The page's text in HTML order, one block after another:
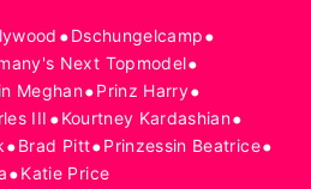
•Dschungelcamp•
Next Topmodel•
Meghan•Prinz Harry•
III •Kourtney Kardashian•
•Brad Pitt•Prinzessin Beatrice•
•Katie Price